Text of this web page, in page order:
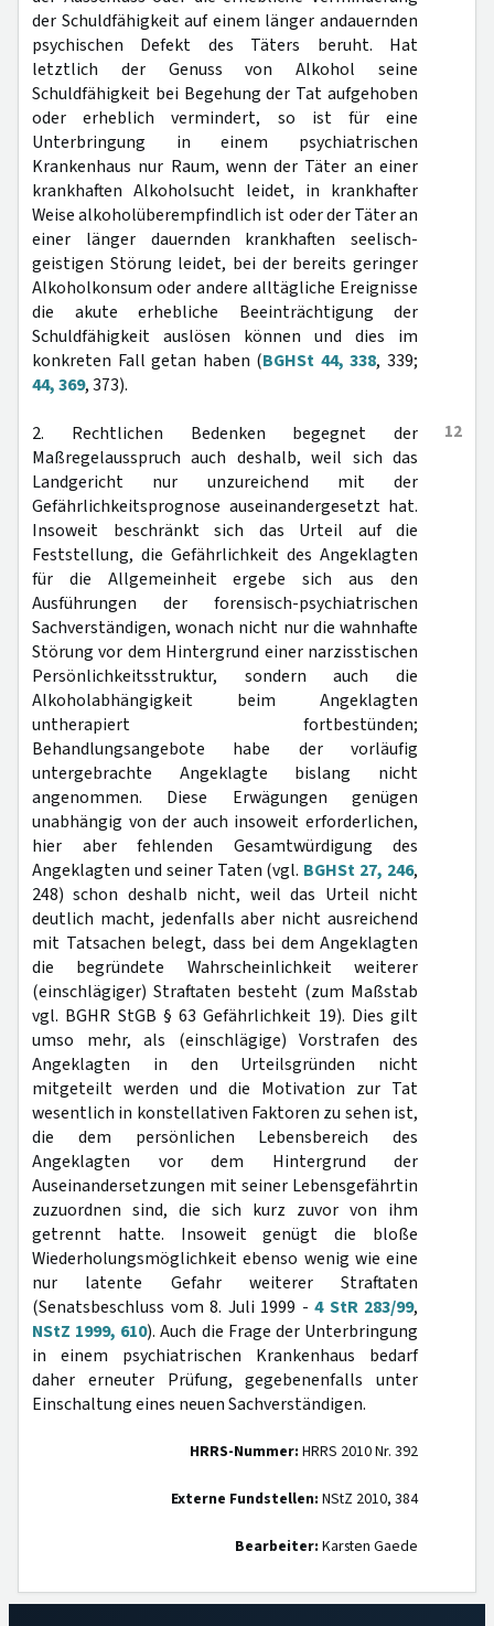
der Schuldfähigkeit auf einem länger andauernden
psychischen Defekt des Täters beruht. Hat
letztlich der Genuss von Alkohol seine
Schuldfähigkeit bei Begehung der Tat aufgehoben
oder erheblich vermindert, so ist für eine
Unterbringung in einem psychiatrischen
Krankenhaus nur Raum, wenn der Täter an einer
krankhaften Alkoholsucht leidet, in krankhafter
Weise alkoholüberempfindlich ist oder der Täter an
einer länger dauernden krankhaften seelisch-
geistigen Störung leidet, bei der bereits geringer
Alkoholkonsum oder andere alltägliche Ereignisse
die akute erhebliche Beeinträchtigung der
Schuldfähigkeit auslösen können und dies im
konkreten Fall getan haben (BGHSt 44, 338, 339;
44, 369, 373).
12
2. Rechtlichen Bedenken begegnet der
Maßregelausspruch auch deshalb, weil sich das
Landgericht nur unzureichend mit der
Gefährlichkeitsprognose auseinandergesetzt hat.
Insoweit beschränkt sich das Urteil auf die
Feststellung, die Gefährlichkeit des Angeklagten
für die Allgemeinheit ergebe sich aus den
Ausführungen der forensisch-psychiatrischen
Sachverständigen, wonach nicht nur die wahnhafte
Störung vor dem Hintergrund einer narzisstischen
Persönlichkeitsstruktur, sondern auch die
Alkoholabhängigkeit beim Angeklagten
untherapiert fortbestünden;
Behandlungsangebote habe der vorläufig
untergebrachte Angeklagte bislang nicht
angenommen. Diese Erwägungen genügen
unabhängig von der auch insoweit erforderlichen,
hier aber fehlenden Gesamtwürdigung des
Angeklagten und seiner Taten (vgl. BGHSt 27, 246,
248) schon deshalb nicht, weil das Urteil nicht
deutlich macht, jedenfalls aber nicht ausreichend
mit Tatsachen belegt, dass bei dem Angeklagten
die begründete Wahrscheinlichkeit weiterer
(einschlägiger) Straftaten besteht (zum Maßstab
vgl. BGHR StGB § 63 Gefährlichkeit 19). Dies gilt
umso mehr, als (einschlägige) Vorstrafen des
Angeklagten in den Urteilsgründen nicht
mitgeteilt werden und die Motivation zur Tat
wesentlich in konstellativen Faktoren zu sehen ist,
die dem persönlichen Lebensbereich des
Angeklagten vor dem Hintergrund der
Auseinandersetzungen mit seiner Lebensgefährtin
zuzuordnen sind, die sich kurz zuvor von ihm
getrennt hatte. Insoweit genügt die bloße
Wiederholungsmöglichkeit ebenso wenig wie eine
nur latente Gefahr weiterer Straftaten
(Senatsbeschluss vom 8. Juli 1999 - 4 StR 283/99,
NStZ 1999, 610). Auch die Frage der Unterbringung
in einem psychiatrischen Krankenhaus bedarf
daher erneuter Prüfung, gegebenenfalls unter
Einschaltung eines neuen Sachverständigen.
HRRS-Nummer: HRRS 2010 Nr. 392
Externe Fundstellen: NStZ 2010, 384
Bearbeiter: Karsten Gaede